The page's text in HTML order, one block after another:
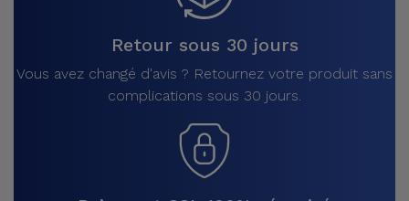
Retour sous 30 jours
Vous avez changé d'avis ? Retournez votre produit sans
complications sous 30 jours.